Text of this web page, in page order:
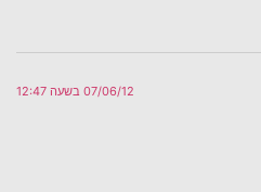
07/06/12 בשעה 12:47